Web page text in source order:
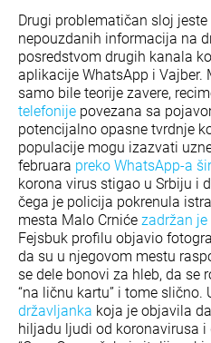
Drugi problematičan sloj
nepouzdanih informacija na
posredstvom drugih kanala
aplikacije WhatsApp i Vajber.
samo bile teorije zavere,
telefonije povezana sa
potencijalno opasne tvrdnje
populacije mogu izazvati
februara preko WhatsApp-a
korona virus stigao u Srbiju i
čega je policija pokrenula
mesta Malo Crniće zadržan
Fejsbuk profilu objavio
da su u njegovom mestu
se dele bonovi za hleb, da se
“na ličnu kartu” i tome slično.
državljanka koja je objavila
hiljadu ljudi od koronavirusa i